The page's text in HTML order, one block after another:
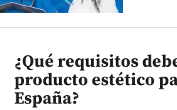
¿Qué requisitos
producto estético
España?